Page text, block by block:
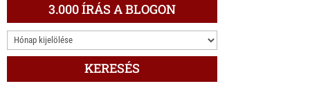
3.000 ÍRÁS A BLOGON
3.000
ÍRÁS
KERESÉS